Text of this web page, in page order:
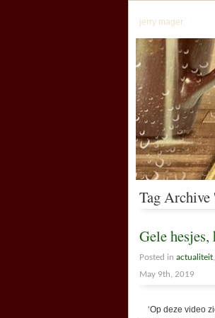
jerry mager
Tag Archive
Gele
Posted in actualiteit
May 9th, 2019
‘Op deze video